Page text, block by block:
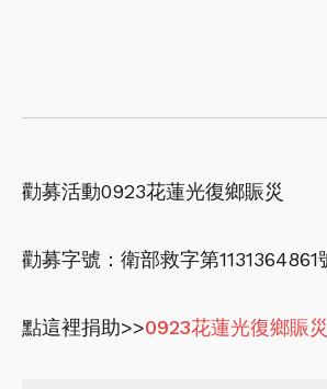
勸募活動0923花蓮光復鄉賑災
勸募字號：衛部救字第1131364861
點這裡捐助>>0923花蓮光復鄉賑災